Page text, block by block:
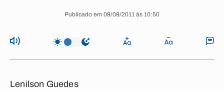
Publicado em 09/09/2011 às 10:50
Lenilson Guedes